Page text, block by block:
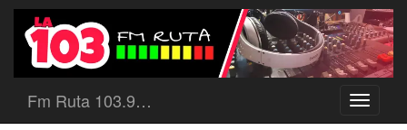
Toggle
Fm Ruta 103.9…